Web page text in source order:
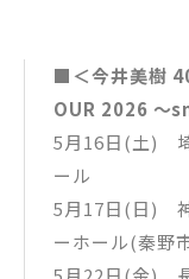
■＜今井美樹
OUR 2026 〜
5月16日(土)
ール
5月17日(日)
ーホール(秦野